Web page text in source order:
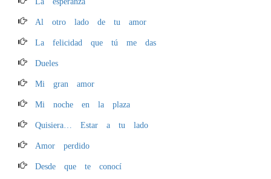
Al otro lado de tu amor
La felicidad que tú me das
Dueles
Mi gran amor
Mi noche en la plaza
Quisiera… Estar a tu lado
Amor perdido
Desde que te conocí